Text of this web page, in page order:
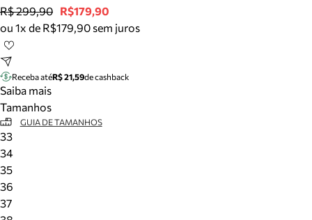
Tênis
Mule
Tire dúvidas sobre pedidos, devoluções e mais.
Meus pedidos
Acompanhe seus pedidos e solicite devoluções.
R$ 299,90 R$179,90
ou 1x de R$179,90 sem juros
Receba atéR$ 21,59de cashback
Saiba mais
Tamanhos
GUIA DE TAMANHOS
33
34
35
36
37